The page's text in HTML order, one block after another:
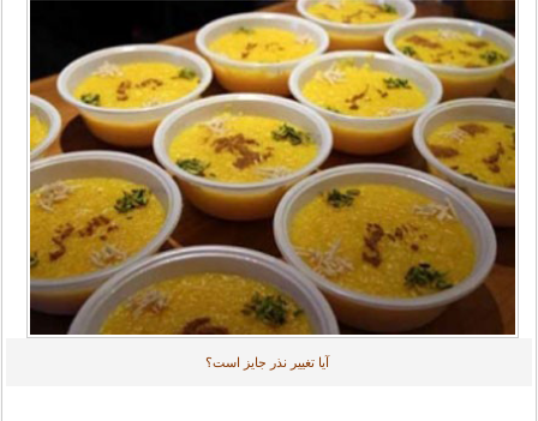
آیا تغییر نذر جایز است؟